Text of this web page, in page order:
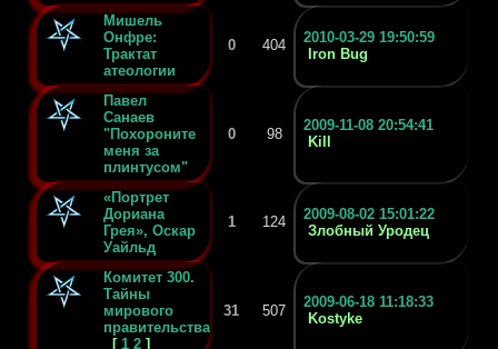
Мишель
Онфре:
Трактат
атеологии
0 404
2010-03-29 19:50:59
Iron Bug
Павел
Санаев
"Похороните
меня за
плинтусом"
0 98
2009-11-08 20:54:41
Kill
«Портрет
Дориана
Грея», Оскар
Уайльд
1 124
2009-08-02 15:01:22
Злобный Уродец
Комитет 300.
Тайны
мирового
правительства.
[ 1 2 ]
31 507
2009-06-18 11:18:33
Kostyke